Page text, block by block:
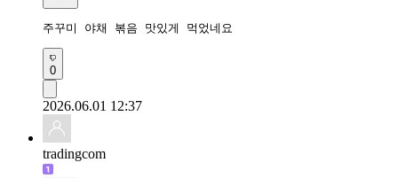
주꾸미 야채 볶음 맛있게 먹었네요
0
2026.06.01 12:37
tradingcom